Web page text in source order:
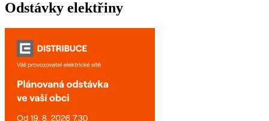
Odstávky elektřiny